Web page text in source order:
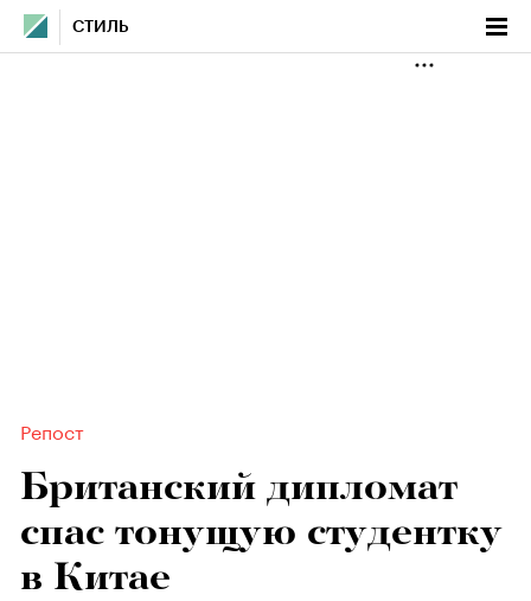
СТИЛЬ
Репост
Британский дипломат
спас тонущую студентку
в Китае